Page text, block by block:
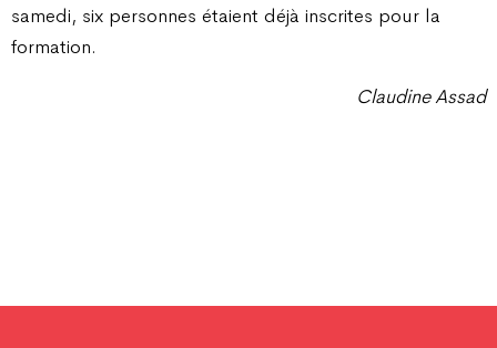
samedi, six personnes étaient déjà inscrites pour la
formation.
Claudine Assad